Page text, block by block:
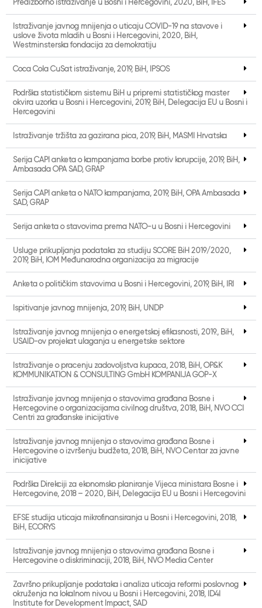
Predizborno istraživanje u Bosni i Hercegovini, 2020, BiH, IFES
Istraživanje javnog mnijenja o uticaju COVID-19 na stavove i
uslove života mladih u Bosni i Hercegovini, 2020, BiH,
Westminsterska fondacija za demokratiju
Coca Cola CuSat istraživanje, 2019, BiH, IPSOS
Podrška statističkom sistemu BiH u pripremi statističkog master
okvira uzorka u Bosni i Hercegovini, 2019, BiH, Delegacija EU u Bosni i
Hercegovini
Istraživanje tržišta za gazirana pića, 2019, BiH, MASMI Hrvatska
Serija CAPI anketa o kampanjama borbe protiv korupcije, 2019, BiH,
Ambasada OPA SAD, GRAP
Serija CAPI anketa o NATO kampanjama, 2019, BiH, OPA Ambasada
SAD, GRAP
Serija anketa o stavovima prema NATO-u u Bosni i Hercegovini
Usluge prikupljanja podataka za studiju SCORE BiH 2019/2020,
2019, BiH, IOM Međunarodna organizacija za migracije
Anketa o političkim stavovima u Bosni i Hercegovini, 2019, BiH, IRI
Ispitivanje javnog mnijenja, 2019, BiH, UNDP
Istraživanje javnog mnijenja o energetskoj efikasnosti, 2019., BiH,
USAID-ov projekat ulaganja u energetske sektore
Istraživanje o praćenju zadovoljstva kupaca, 2018, BiH, OP&K
KOMMUNIKATION & CONSULTING GmbH KOMPANIJA GOP-X
Istraživanje javnog mnijenja o stavovima građana Bosne i
Hercegovine o organizacijama civilnog društva, 2018, BiH, NVO CCI
Centri za građanske inicijative
Istraživanje javnog mnijenja o stavovima građana Bosne i
Hercegovine o izvršenju budžeta, 2018, BiH, NVO Centar za javne
inicijative
Podrška Direkciji za ekonomsko planiranje Vijeća ministara Bosne i
Hercegovine, 2018 – 2020, BiH, Delegacija EU u Bosni i Hercegovini
EFSE studija uticaja mikrofinansiranja u Bosni i Hercegovini, 2018,
BiH, ECORYS
Istraživanje javnog mnijenja o stavovima građana Bosne i
Hercegovine o diskriminaciji, 2018, BiH, NVO Media Center
Završno prikupljanje podataka i analiza uticaja reformi poslovnog
okruženja na lokalnom nivou u Bosni i Hercegovini, 2018, ID4I
Institute for Development Impact, SAD